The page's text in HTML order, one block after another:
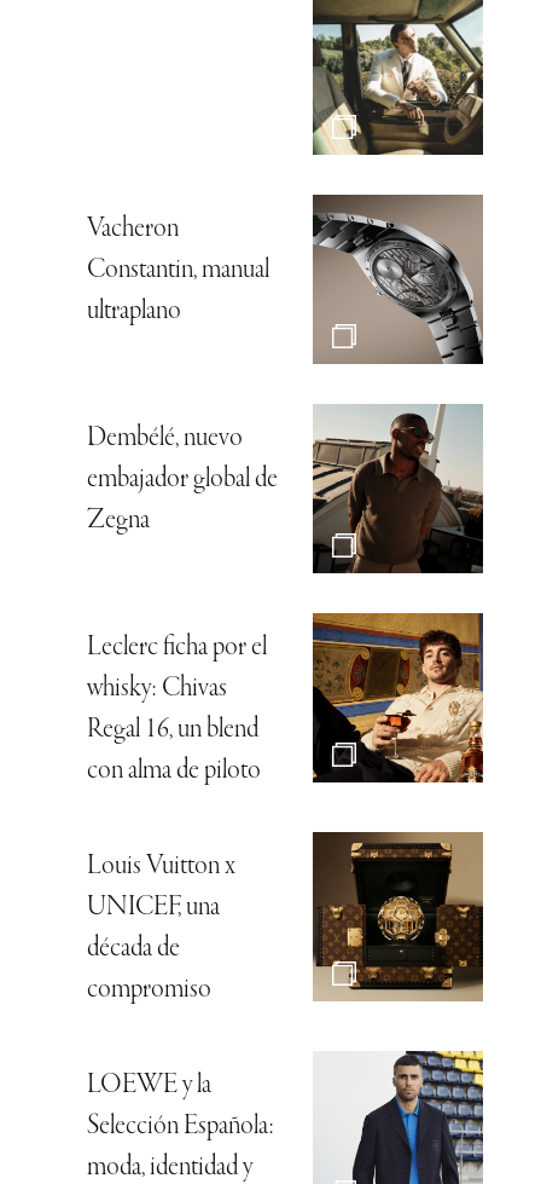
Vacheron
Constantin, manual
ultraplano
Dembélé, nuevo
embajador global de
Zegna
Leclerc ficha por el
whisky: Chivas
Regal 16, un blend
con alma de piloto
Louis Vuitton x
UNICEF, una
década de
compromiso
LOEWE y la
Selección Española:
moda, identidad y